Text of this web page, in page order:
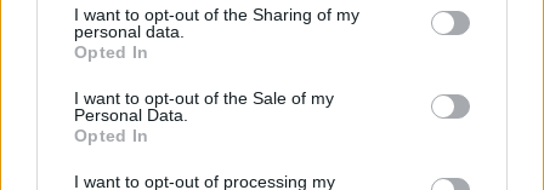
not limited to your visit or usage behaviour. You may click to
grant or deny consent to Google and its third-party tags to
use your data for below specified purposes in below Google
consent section.
I want to opt-out of the Sharing of my
personal data.
Opted In
I want to opt-out of the Sale of my
Personal Data.
Opted In
I want to opt-out of processing my